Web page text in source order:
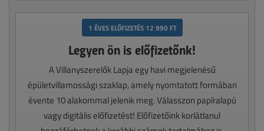
1 ÉVES ELŐFIZETÉS 12 990 FT
Legyen ön is előfizetőnk!
A Villanyszerelők Lapja egy havi megjelenésű
épületvillamossági szaklap, amely nyomtatott formában
évente 10 alakommal jelenik meg. Válasszon papíralapú
vagy digitális előfizetést! Előfizetőink korlátlanul